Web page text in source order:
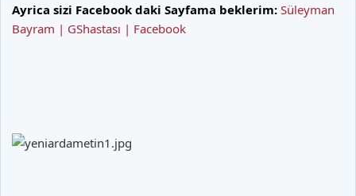
Ayrica sizi Facebook daki Sayfama beklerim: Süleyman
Bayram | GShastası | Facebook